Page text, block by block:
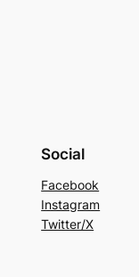
Social
Facebook
Instagram
Twitter/X